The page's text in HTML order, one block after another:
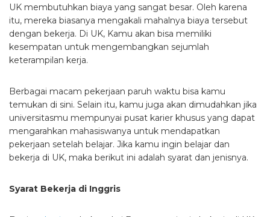
UK membutuhkan biaya yang sangat besar. Oleh karena
itu, mereka biasanya mengakali mahalnya biaya tersebut
dengan bekerja. Di UK, Kamu akan bisa memiliki
kesempatan untuk mengembangkan sejumlah
keterampilan kerja.
Berbagai macam pekerjaan paruh waktu bisa kamu
temukan di sini. Selain itu, kamu juga akan dimudahkan jika
universitasmu mempunyai pusat karier khusus yang dapat
mengarahkan mahasiswanya untuk mendapatkan
pekerjaan setelah belajar. Jika kamu ingin belajar dan
bekerja di UK, maka berikut ini adalah syarat dan jenisnya.
Syarat Bekerja di Inggris